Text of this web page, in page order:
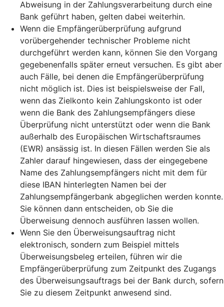
Abweisung in der Zahlungsverarbeitung durch eine
Bank geführt haben, gelten dabei weiterhin.
Wenn die Empfängerüberprüfung aufgrund
vorübergehender technischer Probleme nicht
durchgeführt werden kann, können Sie den Vorgang
gegebenenfalls später erneut versuchen. Es gibt aber
auch Fälle, bei denen die Empfängerüberprüfung
nicht möglich ist. Dies ist beispielsweise der Fall,
wenn das Zielkonto kein Zahlungskonto ist oder
wenn die Bank des Zahlungsempfängers diese
Überprüfung nicht unterstützt oder wenn die Bank
außerhalb des Europäischen Wirtschaftsraumes
(EWR) ansässig ist. In diesen Fällen werden Sie als
Zahler darauf hingewiesen, dass der eingegebene
Name des Zahlungsempfängers nicht mit dem für
diese IBAN hinterlegten Namen bei der
Zahlungsempfängerbank abgeglichen werden konnte.
Sie können dann entscheiden, ob Sie die
Überweisung dennoch ausführen lassen wollen.
Wenn Sie den Überweisungsauftrag nicht
elektronisch, sondern zum Beispiel mittels
Überweisungsbeleg erteilen, führen wir die
Empfängerüberprüfung zum Zeitpunkt des Zugangs
des Überweisungsauftrags bei der Bank durch, sofern
Sie zu diesem Zeitpunkt anwesend sind.